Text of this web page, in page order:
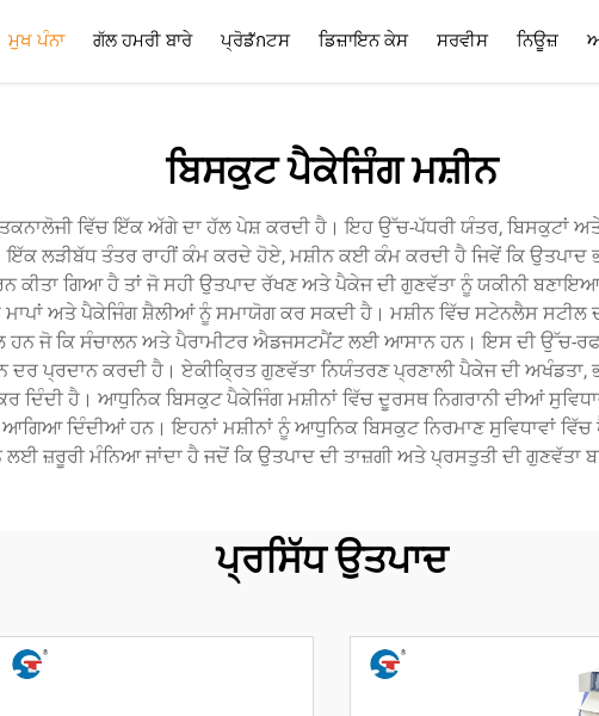
ਮੁਖ ਪੰਨਾ ਗੱਲ ਹਮਰੀ ਬਾਰੇ ਪ੍ਰੋਡักਟਸ ਡਿਜ਼ਾਇਨ ਕੇਸ ਸਰਵੀਸ ਨਿਊਜ਼
ਬਿਸਕੁਟ ਪੈਕੇਜਿੰਗ ਮਸ਼ੀਨ
ਵਿੱਚ ਇੱਕ ਅੱਗੇ ਦਾ ਹੱਲ ਪੇਸ਼ ਕਰਦੀ ਹੈ। ਇਹ ਉੱਚ-ਪੱਧਰੀ ਯੰਤਰ, ਬਿਸਕੁਟਾਂ
ਲੜੀਬੱਧ ਤੰਤਰ ਰਾਹੀਂ ਕੰਮ ਕਰਦੇ ਹੋਏ, ਮਸ਼ੀਨ ਕਈ ਕੰਮ ਕਰਦੀ ਹੈ ਜਿਵੇਂ ਕਿ ਉਤਪਾਦ
ਕੀਤਾ ਗਿਆ ਹੈ ਤਾਂ ਜੋ ਸਹੀ ਉਤਪਾਦ ਰੱਖਣ ਅਤੇ ਪੈਕੇਜ ਦੀ ਗੁਣਵੱਤਾ ਨੂੰ ਯਕੀਨੀ
ਅਤੇ ਪੈਕੇਜਿੰਗ ਸ਼ੈਲੀਆਂ ਨੂੰ ਸਮਾਯੋਗ ਕਰ ਸਕਦੀ ਹੈ। ਮਸ਼ੀਨ ਵਿੱਚ ਸਟੇਨਲੈਸ ਸਟੀਲ
ਜੋ ਕਿ ਸੰਚਾਲਨ ਅਤੇ ਪੈਰਾਮੀਟਰ ਐਡਜਸਟਮੈਂਟ ਲਈ ਆਸਾਨ ਹਨ। ਇਸ ਦੀ ਉੱਚ-
ਪ੍ਰਦਾਨ ਕਰਦੀ ਹੈ। ਏਕੀਕ੍ਰਿਤ ਗੁਣਵੱਤਾ ਨਿਯੰਤਰਣ ਪ੍ਰਣਾਲੀ ਪੈਕੇਜ ਦੀ ਅਖੰਡਤਾ,
ਦਿੰਦੀ ਹੈ। ਆਧੁਨਿਕ ਬਿਸਕੁਟ ਪੈਕੇਜਿੰਗ ਮਸ਼ੀਨਾਂ ਵਿੱਚ ਦੂਰਸਥ ਨਿਗਰਾਨੀ ਦੀਆਂ
ਦਿੰਦੀਆਂ ਹਨ। ਇਹਨਾਂ ਮਸ਼ੀਨਾਂ ਨੂੰ ਆਧੁਨਿਕ ਬਿਸਕੁਟ ਨਿਰਮਾਣ ਸੁਵਿਧਾਵਾਂ
ਜ਼ਰੂਰੀ ਮੰਨਿਆ ਜਾਂਦਾ ਹੈ ਜਦੋਂ ਕਿ ਉਤਪਾਦ ਦੀ ਤਾਜ਼ਗੀ ਅਤੇ ਪ੍ਰਸਤੁਤੀ ਦੀ ਗੁਣਵੱਤਾ
ਪ੍ਰਸਿੱਧ ਉਤਪਾਦ